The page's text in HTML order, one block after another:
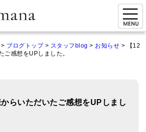
> ブログトップ> スタッフblog > お知らせ >
【12
ご感想をUPしました。
からいただいたご感想をUPしまし